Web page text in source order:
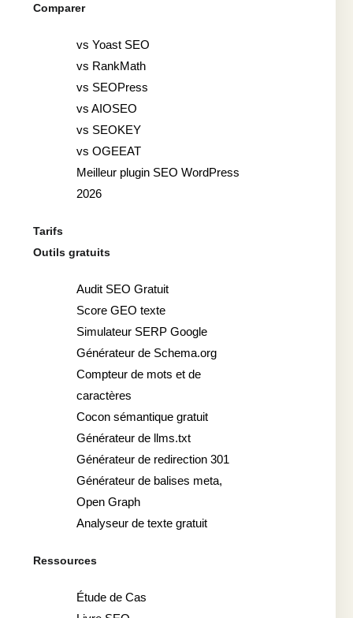
Comparer
vs Yoast SEO
vs RankMath
vs SEOPress
vs AIOSEO
vs SEOKEY
vs OGEEAT
Meilleur plugin SEO WordPress
2026
Tarifs
Outils gratuits
Audit SEO Gratuit
Score GEO texte
Simulateur SERP Google
Générateur de Schema.org
Compteur de mots et de
caractères
Cocon sémantique gratuit
Générateur de llms.txt
Générateur de redirection 301
Générateur de balises meta,
Open Graph
Analyseur de texte gratuit
Ressources
Étude de Cas